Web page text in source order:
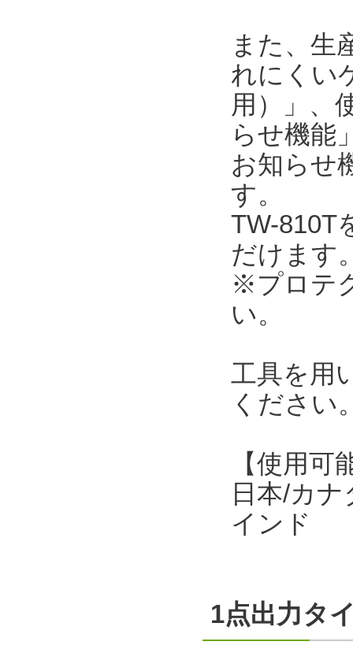
また、生
れにくい
用）」、
らせ機能
お知らせ
す。
TW-810T
だけます
※プロテ
い。
工具を用
ください
【使用可
日本/カ
インド
1点出力タ